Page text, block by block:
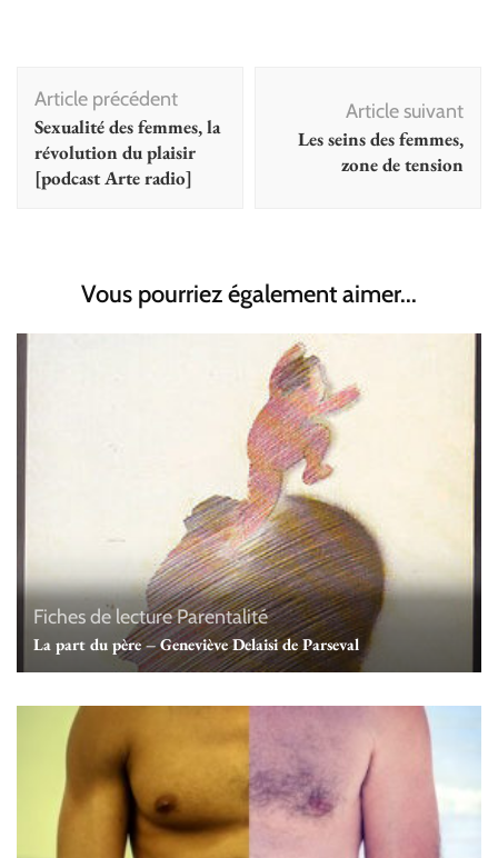
Navigation
d'article
Article précédent
Sexualité des femmes, la
révolution du plaisir
[podcast Arte radio]
Article suivant
Les seins des femmes,
zone de tension
Vous pourriez également aimer...
Fiches de lectureParentalité
La part du père – Geneviève Delaisi de Parseval